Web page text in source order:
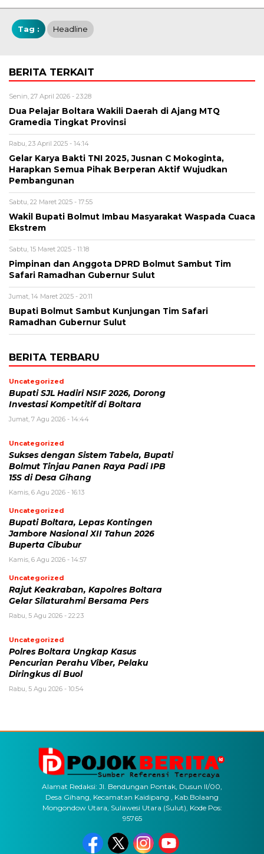
Tag : Headline
BERITA TERKAIT
Senin, 27 April 2026 - 23:28
Dua Pelajar Boltara Wakili Daerah di Ajang MTQ
Gramedia Tingkat Provinsi
Rabu, 23 April 2025 - 14:14
Gelar Karya Bakti TNI 2025, Jusnan C Mokoginta,
Harapkan Semua Pihak Berperan Aktif Wujudkan
Pembangunan
Sabtu, 22 Maret 2025 - 17:55
Wakil Bupati Bolmut Imbau Masyarakat Waspada Cuaca
Ekstrem
Sabtu, 15 Maret 2025 - 11:18
Pimpinan dan Anggota DPRD Bolmut Sambut Tim
Safari Ramadhan Gubernur Sulut
Jumat, 14 Maret 2025 - 20:11
Bupati Bolmut Sambut Kunjungan Tim Safari
Ramadhan Gubernur Sulut
BERITA TERBARU
Uncategorized
Bupati SJL Hadiri NSIF 2026, Dorong
Investasi Kompetitif di Boltara
Jumat, 7 Agu 2026 - 14:44
Uncategorized
Sukses dengan Sistem Tabela, Bupati
Bolmut Tinjau Panen Raya Padi IPB
15S di Desa Gihang
Kamis, 6 Agu 2026 - 16:13
Uncategorized
Bupati Boltara, Lepas Kontingen
Jambore Nasional XII Tahun 2026
Buperta Cibubur
Kamis, 6 Agu 2026 - 14:57
Uncategorized
Rajut Keakraban, Kapolres Boltara
Gelar Silaturahmi Bersama Pers
Rabu, 5 Agu 2026 - 22:23
Uncategorized
Polres Boltara Ungkap Kasus
Pencurian Perahu Viber, Pelaku
Diringkus di Buol
Rabu, 5 Agu 2026 - 10:54
Alamat Redaksi: Jl. Bendungan Pontak, Dusun II/00,
Desa Gihang, Kecamatan Kaidipang , Kab.Bolaang
Mongondow Utara, Sulawesi Utara (Sulut), Kode Pos:
95765